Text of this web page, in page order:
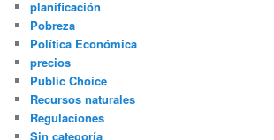
planificación
Pobreza
Política Económica
precios
Public Choice
Recursos naturales
Regulaciones
Sin categoría